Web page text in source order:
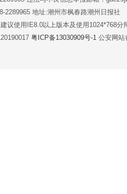
2289965 地址:潮州市枫春路潮州日报社
议使用IE8.0以上版本及使用1024*768分
粤ICP备13030909号-1 公安网站